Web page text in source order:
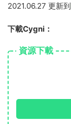
2021.06.27 更新到
下載Cygni：
資源下載